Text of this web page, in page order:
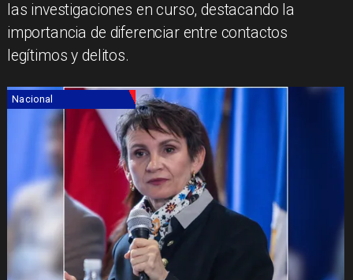
las investigaciones en curso, destacando la
importancia de diferenciar entre contactos
legítimos y delitos.
Nacional